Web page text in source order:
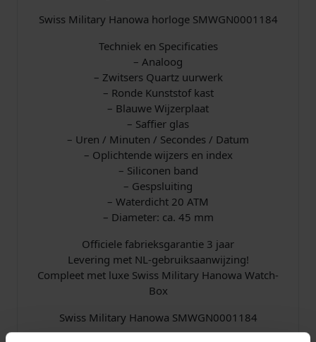
Swiss Military Hanowa horloge SMWGN0001184
Techniek en Specificaties
– Analoog
– Zwitsers Quartz uurwerk
– Ronde Kunststof kast
– Blauwe Wijzerplaat
– Saffier glas
– Uren / Minuten / Secondes / Datum
– Oplichtende wijzers en index
– Siliconen band
– Gespsluiting
– Waterdicht 20 ATM
– Diameter: ca. 45 mm
Officiele fabrieksgarantie 3 jaar
Levering met NL-gebruiksaanwijzing!
Compleet met luxe Swiss Military Hanowa Watch-
Box
Swiss Military Hanowa SMWGN0001184